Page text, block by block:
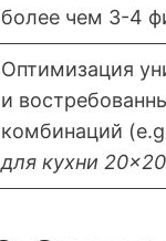
более чем 3-4
Оптимизация
и
комбинаций
для кухни